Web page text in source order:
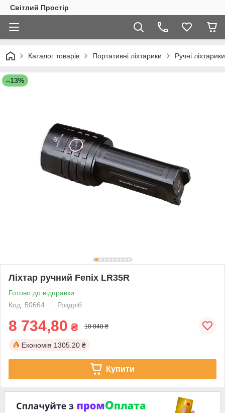
Світлий Простір
Каталог товарів Портативні ліхтарики Ручні ліхтарики
–13%
Ліхтар ручний Fenix LR35R
Готово до відправки
Код: 50664
Роздріб
8 734,80 ₴ 10 040 ₴
Економія 1305.20 ₴
Купити